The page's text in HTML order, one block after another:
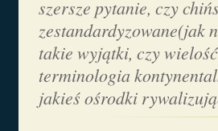
szersze pytanie, czy
zestandardyzowane(jak
takie wyjątki, czy
terminologia
jakieś ośrodki